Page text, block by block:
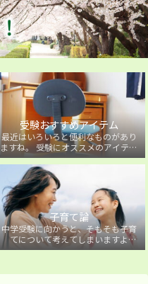
受験おすすめアイテム
最近はいろいろと便利なものがあり
ますね。 受験にオススメのアイテム
を紹介しています。
子育て論
中学受験に向かうと、そもそも子育
てについて考えてしまいますよ
ね・・・。中学受験に向かうお子様